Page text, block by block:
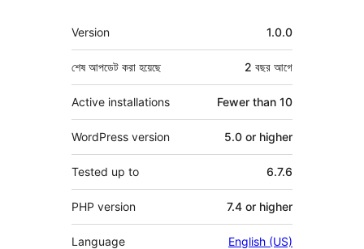
মেটা
Version 1.0.0
শেষ আপডেট করা হয়েছে 2 বছর আগে
Active installations Fewer than 10
WordPress version 5.0 or higher
Tested up to 6.7.6
PHP version 7.4 or higher
Language English (US)